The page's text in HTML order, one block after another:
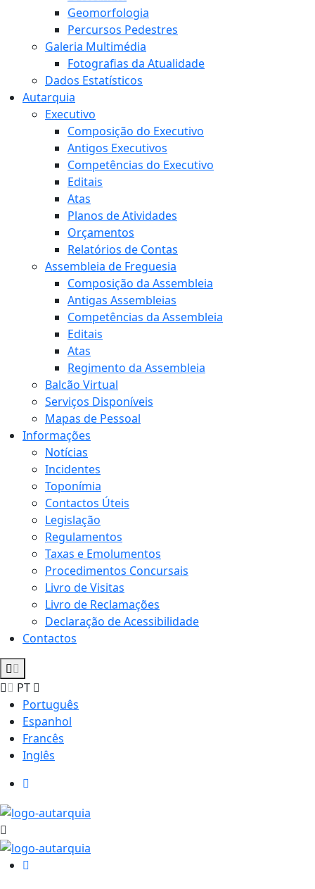
Geomorfologia
Percursos Pedestres
Galeria Multimédia
Fotografias da Atualidade
Dados Estatísticos
Autarquia
Executivo
Composição do Executivo
Antigos Executivos
Competências do Executivo
Editais
Atas
Planos de Atividades
Orçamentos
Relatórios de Contas
Assembleia de Freguesia
Composição da Assembleia
Antigas Assembleias
Competências da Assembleia
Editais
Atas
Regimento da Assembleia
Balcão Virtual
Serviços Disponíveis
Mapas de Pessoal
Informações
Notícias
Incidentes
Toponímia
Contactos Úteis
Legislação
Regulamentos
Taxas e Emolumentos
Procedimentos Concursais
Livro de Visitas
Livro de Reclamações
Declaração de Acessibilidade
Contactos
PT
Português
Espanhol
Francês
Inglês